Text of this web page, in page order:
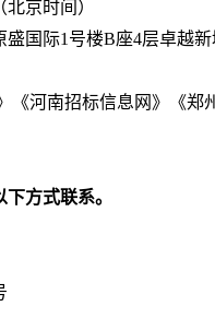
北京时间）
盛国际1号楼B座4层卓越
《河南招标信息网》《
方式联系。